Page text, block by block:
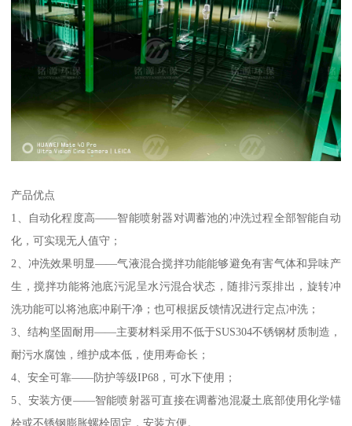
产品优点
1、自动化程度高——智能喷射器对调蓄池的冲洗过程全部智能自动
化，可实现无人值守；
2、冲洗效果明显——气液混合搅拌功能能够避免有害气体和异味产
生，搅拌功能将池底污泥呈水污混合状态，随排污泵排出，旋转冲
洗功能可以将池底冲刷干净；也可根据反馈情况进行定点冲洗；
3、结构坚固耐用——主要材料采用不低于SUS304不锈钢材质制造，
耐污水腐蚀，维护成本低，使用寿命长；
4、安全可靠——防护等级IP68，可水下使用；
5、安装方便——智能喷射器可直接在调蓄池混凝土底部使用化学锚
栓或不锈钢膨胀螺栓固定，安装方便。